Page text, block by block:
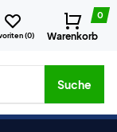
(0)
0
Warenkorb
Suche